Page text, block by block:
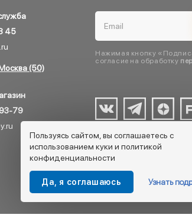
45
(50)
79
Нажимая кнопку
согласие на обработку
Пользуясь сайтом, вы соглашаетесь с
использованием куки и политикой
конфиденциальности
Да, я соглашаюсь Узнать